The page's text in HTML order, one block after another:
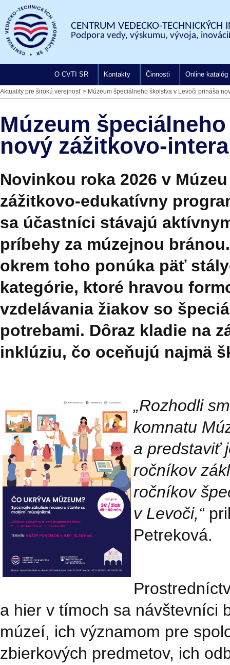
CENTRUM VEDECKO-TECHNICKÝCH
Podpora vedy, výskumu, vývoja,
O CVTI SR Kontakty Činnosti Online katalóg
Aktuality pre širokú verejnosť > Múzeum špeciálneho školstva v Levoči prináša
Múzeum
nový zážitkovo-
Novinkou roka 2026 v
zážitkovo-edukatívny
sa účastníci stávajú
príbehy za múzejnou
okrem toho ponúka päť
kategórie, ktoré hravou
vzdelávania žiakov so
potrebami. Dôraz kladie na
inklúziu, čo oceňujú najmä
„Rozhodli
komnatu
a predstaviť
ročníkov
ročníkov
v Levoči,“
Petreková.
a hier v tímoch sa návštevníci
múzeí, ich významom pre
zbierkových predmetov, ich